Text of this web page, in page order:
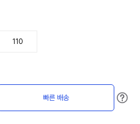
FAMILY(2%) 105,260
MANIA(3%) 104,180
STAR(5%) 102,030
110
빠른 배송